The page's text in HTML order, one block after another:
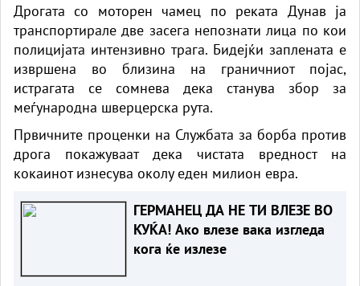
Дрогата со моторен чамец по реката Дунав ја
транспортирале две засега непознати лица по кои
полицијата интензивно трага. Бидејќи заплената е
извршена во близина на граничниот појас,
истрагата се сомнева дека станува збор за
меѓународна шверцерска рута.
Првичните проценки на Службата за борба против
дрога покажуваат дека чистата вредност на
кокаинот изнесува околу еден милион евра.
ГЕРМАНЕЦ ДА НЕ ТИ ВЛЕЗЕ ВО
КУЌА! Ако влезе вака изгледа
кога ќе излезе